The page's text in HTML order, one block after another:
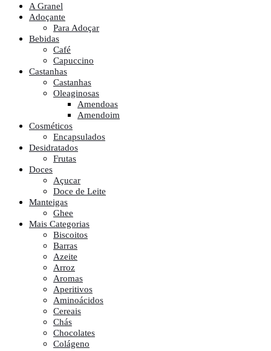
A Granel
Adoçante
Para Adoçar
Bebidas
Café
Capuccino
Castanhas
Castanhas
Oleaginosas
Amendoas
Amendoim
Cosméticos
Encapsulados
Desidratados
Frutas
Doces
Açucar
Doce de Leite
Manteigas
Ghee
Mais Categorias
Biscoitos
Barras
Azeite
Arroz
Aromas
Aperitivos
Aminoácidos
Cereais
Chás
Chocolates
Colágeno